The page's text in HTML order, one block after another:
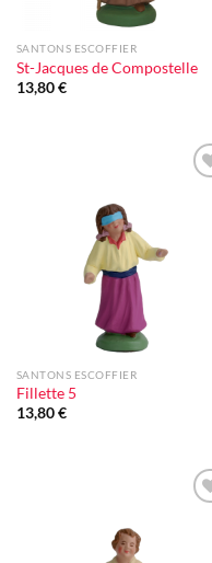
SANTONS ESCOFFIER
St-Jacques de Compostelle
13,80€
SANTONS ESCOFFIER
Fillette 5
13,80€